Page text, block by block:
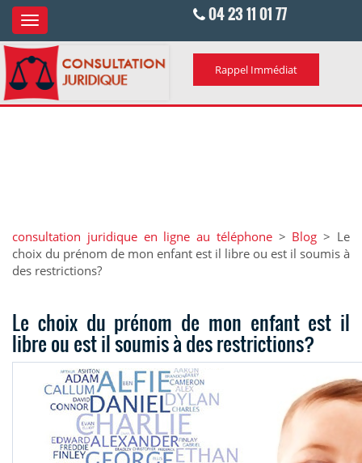
04 23 11 01 77
Rappel Immédiat
consultation juridique en ligne au téléphone> Blog > Le
choix du prénom de mon enfant est il libre ou est il soumis à
des restrictions?
Le choix du prénom de mon enfant est il
libre ou est il soumis à des restrictions?